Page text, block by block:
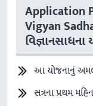
Application
Vigyan
વિજ્ઞાનસાધના
આ યોજનાનું
સત્રના પ્રથમ